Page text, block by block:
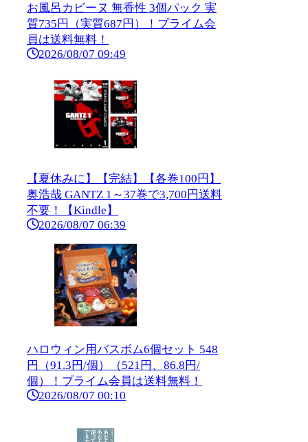
お風呂カビーヌ 無香性 3個パック 実
質735円（実質687円）！プライム会
員は送料無料！
2026/08/07 09:49
【夏休みに】【完結】【各巻100円】
奥浩哉 GANTZ 1～37巻で3,700円送料
不要！【Kindle】
2026/08/07 06:39
ハロウィン用バスボム6個セット 548
円（91.3円/個）（521円、86.8円/
個）！プライム会員は送料無料！
2026/08/07 00:10